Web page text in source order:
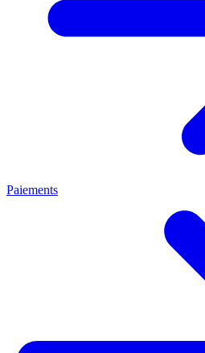
Paiements